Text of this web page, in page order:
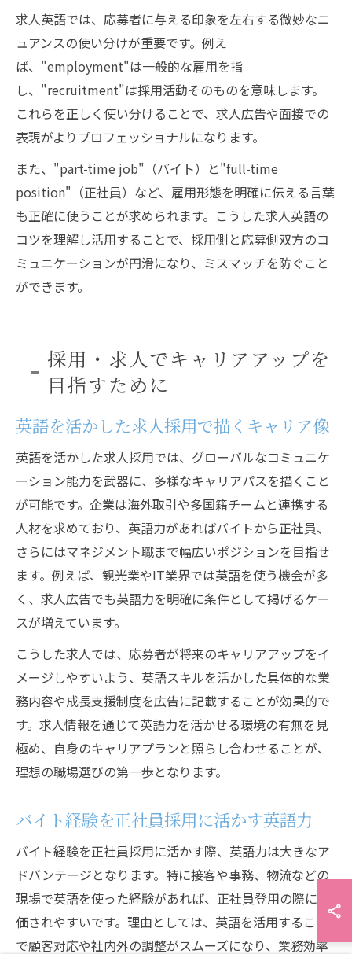
求人英語では、応募者に与える印象を左右する微妙なニ
ュアンスの使い分けが重要です。例え
ば、"employment"は一般的な雇用を指
し、"recruitment"は採用活動そのものを意味します。
これらを正しく使い分けることで、求人広告や面接での
表現がよりプロフェッショナルになります。
また、"part-time job"（バイト）と"full-time
position"（正社員）など、雇用形態を明確に伝える言葉
も正確に使うことが求められます。こうした求人英語の
コツを理解し活用することで、採用側と応募側双方のコ
ミュニケーションが円滑になり、ミスマッチを防ぐこと
ができます。
採用・求人でキャリアアップを
目指すために
英語を活かした求人採用で描くキャリア像
英語を活かした求人採用では、グローバルなコミュニケ
ーション能力を武器に、多様なキャリアパスを描くこと
が可能です。企業は海外取引や多国籍チームと連携する
人材を求めており、英語力があればバイトから正社員、
さらにはマネジメント職まで幅広いポジションを目指せ
ます。例えば、観光業やIT業界では英語を使う機会が多
く、求人広告でも英語力を明確に条件として掲げるケー
スが増えています。
こうした求人では、応募者が将来のキャリアアップをイ
メージしやすいよう、英語スキルを活かした具体的な業
務内容や成長支援制度を広告に記載することが効果的で
す。求人情報を通じて英語力を活かせる環境の有無を見
極め、自身のキャリアプランと照らし合わせることが、
理想の職場選びの第一歩となります。
バイト経験を正社員採用に活かす英語力
バイト経験を正社員採用に活かす際、英語力は大きなア
ドバンテージとなります。特に接客や事務、物流などの
現場で英語を使った経験があれば、正社員登用の際に評
価されやすいです。理由としては、英語を活用すること
で顧客対応や社内外の調整がスムーズになり、業務効率